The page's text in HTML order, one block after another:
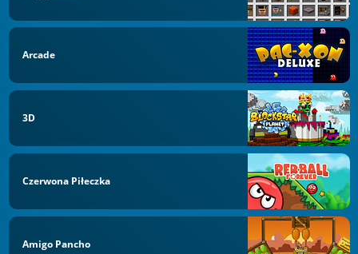
Arcade
3D
Czerwona Piłeczka
Amigo Pancho